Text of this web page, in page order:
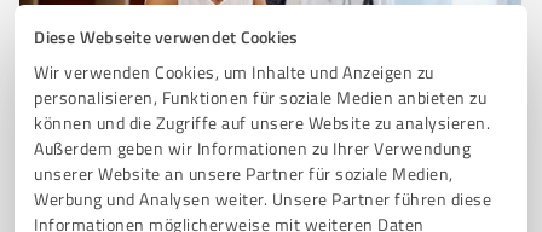
Diese Webseite verwendet Cookies
Wir verwenden Cookies, um Inhalte und Anzeigen zu
personalisieren, Funktionen für soziale Medien anbieten zu
können und die Zugriffe auf unsere Website zu analysieren.
Außerdem geben wir Informationen zu Ihrer Verwendung
unserer Website an unsere Partner für soziale Medien,
Werbung und Analysen weiter. Unsere Partner führen diese
Informationen möglicherweise mit weiteren Daten
Sie möchten auch hier gelistet werden?
Registrieren Sie sich jetzt und werden Sie ein von
Kunden empfohlener ProvenExpert!